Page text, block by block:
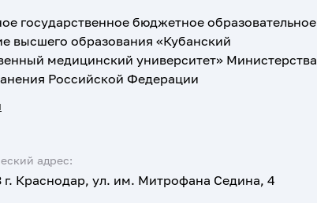
государственное бюджетное образовательное
высшего образования «Кубанский
медицинский университет» Министерства
Российской Федерации
адрес:
г. Краснодар, ул. им. Митрофана Седина, 4